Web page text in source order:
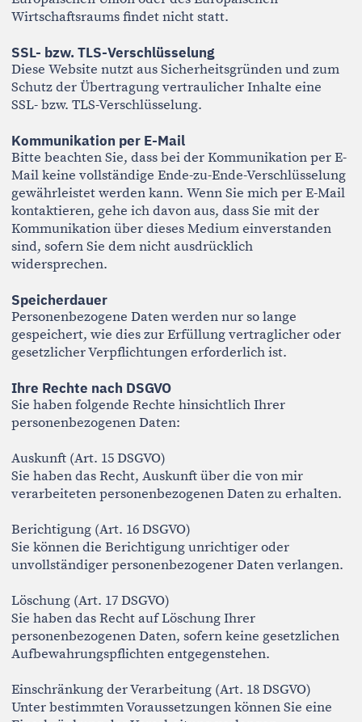
Löschung (Art. 17 DSGVO)
Aufbewahrungspflichten entgegenstehen.
Einschränkung der Verarbeitung (Art. 18 DSGVO)
Unter bestimmten Voraussetzungen können Sie eine
Einschränkung der Verarbeitung verlangen.
Sie können der Verarbeitung Ihrer personenbezogenen
Daten widersprechen, sofern diese auf berechtigtem
Interesse beruht.
Datenübertragbarkeit (Art. 20 DSGVO)
Sie haben das Recht, Ihre personenbezogenen Daten
in einem strukturierten, gängigen und
maschinenlesbaren Format zu erhalten.
Beschwerderecht bei der Aufsichtsbehörde
Sie haben das Recht, sich bei einer
Zuständige Aufsichtsbehörde:
Der Bayerische Landesbeauftragte für den
Datenschutz
Wagmüllerstraße 18
80538 München
https://www.datenschutz-bayern.de
Verbraucherstreitbeilegung
EU-Streitschlichtung
Die Europäische Kommission stellt eine Plattform zur
Online-Streitbeilegung bereit:
(Hinweis: Die Plattform wird voraussichtlich im Juni
2026 eingestellt.)
Verbraucherstreitbeilegung /
Ich bin weder bereit noch verpflichtet, an
Streitbeilegungsverfahren vor einer
Verbraucherschlichtungsstelle teilzunehmen.
Referenzen und Markenzeichen
Die auf dieser Website dargestellten Kundenlogos und
Markennamen sind Eigentum der jeweiligen
Unternehmen. Die Darstellung erfolgt ausschließlich
zu Referenzzwecken im Rahmen der dokumentierten
Sollten Rechteinhaber mit der Darstellung nicht
einverstanden sein, bitte ich um eine entsprechende
Mitteilung an: info@jadwigadutsch.com